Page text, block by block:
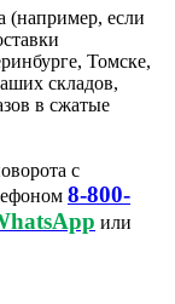
(например, если
Томске,
складов,
в сжатые
с
8-800-
или